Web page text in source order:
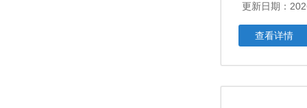
更新日期：
查看详情